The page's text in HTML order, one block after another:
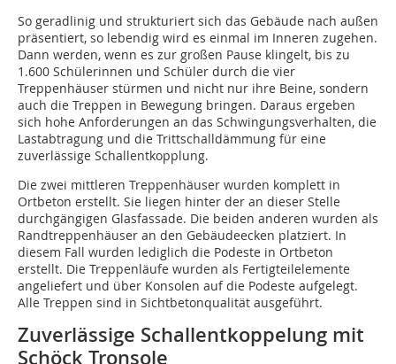
So geradlinig und strukturiert sich das Gebäude nach außen
präsentiert, so lebendig wird es einmal im Inneren zugehen.
Dann werden, wenn es zur großen Pause klingelt, bis zu
1.600 Schülerinnen und Schüler durch die vier
Treppenhäuser stürmen und nicht nur ihre Beine, sondern
auch die Treppen in Bewegung bringen. Daraus ergeben
sich hohe Anforderungen an das Schwingungsverhalten, die
Lastabtragung und die Trittschalldämmung für eine
zuverlässige Schallentkopplung.
Die zwei mittleren Treppenhäuser wurden komplett in
Ortbeton erstellt. Sie liegen hinter der an dieser Stelle
durchgängigen Glasfassade. Die beiden anderen wurden als
Randtreppenhäuser an den Gebäudeecken platziert. In
diesem Fall wurden lediglich die Podeste in Ortbeton
erstellt. Die Treppenläufe wurden als Fertigteilelemente
angeliefert und über Konsolen auf die Podeste aufgelegt.
Alle Treppen sind in Sichtbetonqualität ausgeführt.
Zuverlässige Schallentkoppelung mit
Schöck Tronsole